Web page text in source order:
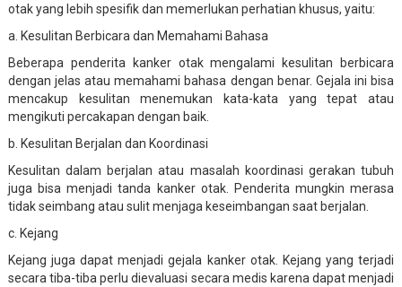
otak yang lebih spesifik dan memerlukan perhatian khusus, yaitu:
a. Kesulitan Berbicara dan Memahami Bahasa
Beberapa penderita kanker otak mengalami kesulitan berbicara
dengan jelas atau memahami bahasa dengan benar. Gejala ini bisa
mencakup kesulitan menemukan kata-kata yang tepat atau
mengikuti percakapan dengan baik.
b. Kesulitan Berjalan dan Koordinasi
Kesulitan dalam berjalan atau masalah koordinasi gerakan tubuh
juga bisa menjadi tanda kanker otak. Penderita mungkin merasa
tidak seimbang atau sulit menjaga keseimbangan saat berjalan.
c. Kejang
Kejang juga dapat menjadi gejala kanker otak. Kejang yang terjadi
secara tiba-tiba perlu dievaluasi secara medis karena dapat menjadi